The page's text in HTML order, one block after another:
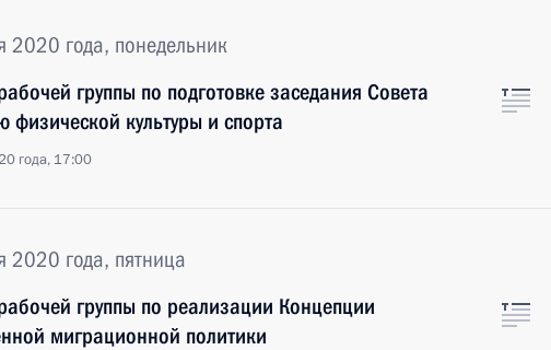
2020 года, понедельник
группы по подготовке заседания Совета
физической культуры и спорта
года, 17:00
2020 года, пятница
группы по реализации Концепции
миграционной политики